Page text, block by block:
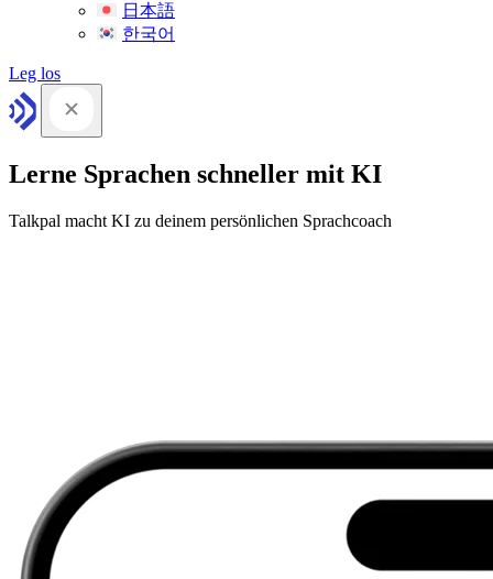
日本語
한국어
Leg los
Lerne Sprachen schneller mit KI
Talkpal macht KI zu deinem persönlichen Sprachcoach